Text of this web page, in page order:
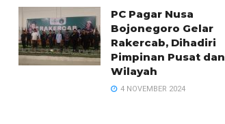
PC Pagar Nusa
Bojonegoro Gelar
Rakercab, Dihadiri
Pimpinan Pusat dan
Wilayah
4 NOVEMBER 2024